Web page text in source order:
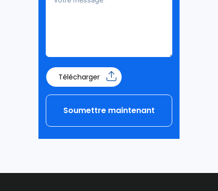
Télécharger
Soumettre maintenant
Alternative: